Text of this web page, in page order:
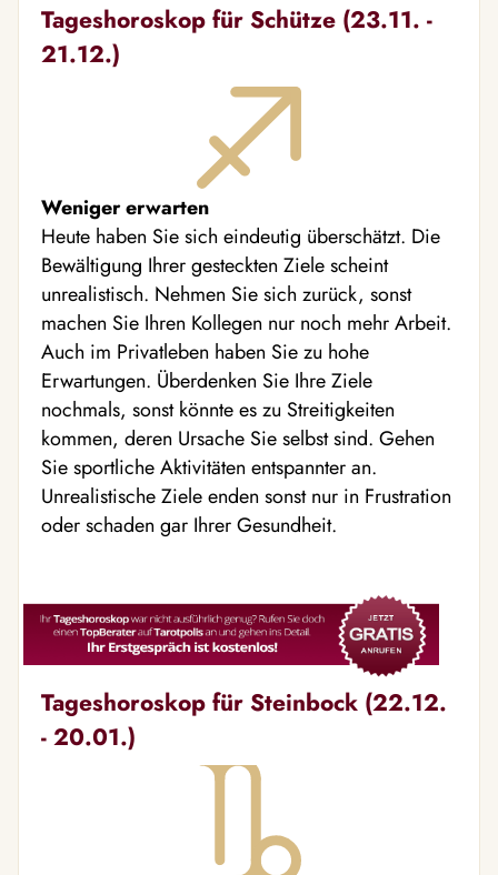
Tageshoroskop für Schütze (23.11. -
21.12.)
Weniger erwarten
Heute haben Sie sich eindeutig überschätzt. Die
Bewältigung Ihrer gesteckten Ziele scheint
unrealistisch. Nehmen Sie sich zurück, sonst
machen Sie Ihren Kollegen nur noch mehr Arbeit.
Auch im Privatleben haben Sie zu hohe
Erwartungen. Überdenken Sie Ihre Ziele
nochmals, sonst könnte es zu Streitigkeiten
kommen, deren Ursache Sie selbst sind. Gehen
Sie sportliche Aktivitäten entspannter an.
Unrealistische Ziele enden sonst nur in Frustration
oder schaden gar Ihrer Gesundheit.
Tageshoroskop für Steinbock (22.12.
- 20.01.)